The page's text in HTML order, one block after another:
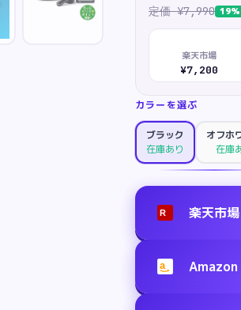
定価 ¥7,990 19
楽天市場
¥7,200
カラーを選ぶ
ブラック
在庫あり
オフホ
在庫
R 楽天市場
a Amazon